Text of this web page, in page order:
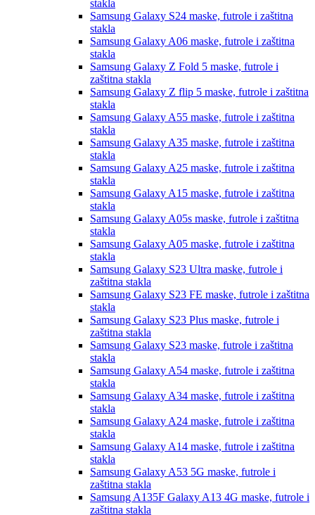
stakla
Samsung Galaxy S24 maske, futrole i zaštitna
stakla
Samsung Galaxy A06 maske, futrole i zaštitna
stakla
Samsung Galaxy Z Fold 5 maske, futrole i
zaštitna stakla
Samsung Galaxy Z flip 5 maske, futrole i zaštitna
stakla
Samsung Galaxy A55 maske, futrole i zaštitna
stakla
Samsung Galaxy A35 maske, futrole i zaštitna
stakla
Samsung Galaxy A25 maske, futrole i zaštitna
stakla
Samsung Galaxy A15 maske, futrole i zaštitna
stakla
Samsung Galaxy A05s maske, futrole i zaštitna
stakla
Samsung Galaxy A05 maske, futrole i zaštitna
stakla
Samsung Galaxy S23 Ultra maske, futrole i
zaštitna stakla
Samsung Galaxy S23 FE maske, futrole i zaštitna
stakla
Samsung Galaxy S23 Plus maske, futrole i
zaštitna stakla
Samsung Galaxy S23 maske, futrole i zaštitna
stakla
Samsung Galaxy A54 maske, futrole i zaštitna
stakla
Samsung Galaxy A34 maske, futrole i zaštitna
stakla
Samsung Galaxy A24 maske, futrole i zaštitna
stakla
Samsung Galaxy A14 maske, futrole i zaštitna
stakla
Samsung Galaxy A53 5G maske, futrole i
zaštitna stakla
Samsung A135F Galaxy A13 4G maske, futrole i
zaštitna stakla